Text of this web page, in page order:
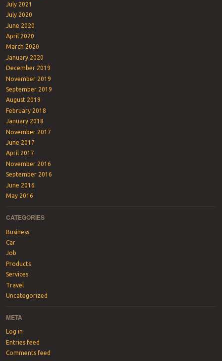
July 2021
July 2020
June 2020
April 2020
March 2020
January 2020
December 2019
November 2019
September 2019
August 2019
February 2018
January 2018
November 2017
June 2017
April 2017
November 2016
September 2016
June 2016
May 2016
CATEGORIES
Business
Car
Job
Products
Services
Travel
Uncategorized
META
Log in
Entries feed
Comments feed